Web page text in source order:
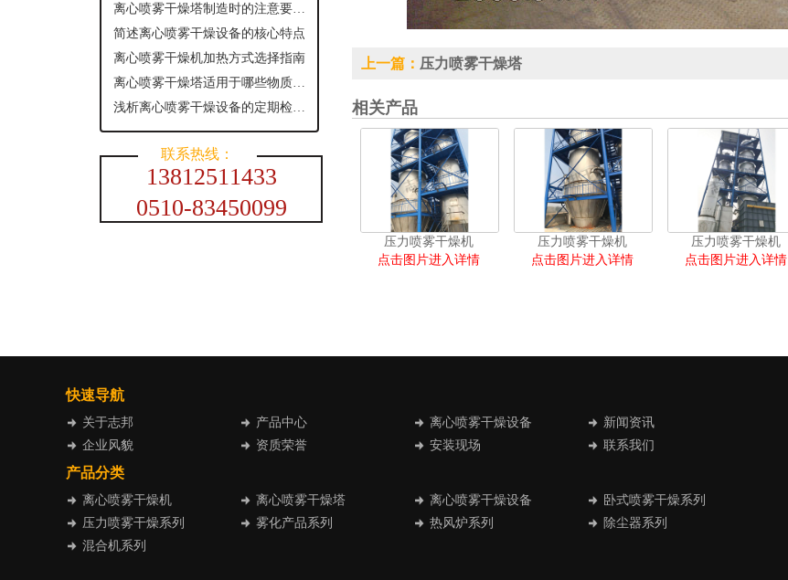
离心喷雾干燥塔制造时的注意要点有哪些？
简述离心喷雾干燥设备的核心特点
离心喷雾干燥机加热方式选择指南
离心喷雾干燥塔适用于哪些物质进行干燥呢？
浅析离心喷雾干燥设备的定期检查与维护
13812511433
0510-83450099
联系热线：
上一篇： 压力喷雾干燥塔
相关产品
压力喷雾干燥机
点击图片进入详情
压力喷雾干燥机
点击图片进入详情
压力喷雾干燥机
点击图片进入详情
快速导航
关于志邦 产品中心 离心喷雾干燥设备
新闻资讯
企业风貌
资质荣誉 安装现场 联系我们
产品分类
离心喷雾干燥机 离心喷雾干燥塔 离心喷雾干燥设备
卧式喷雾干燥系列
压力喷雾干燥系列
雾化产品系列 热风炉系列
除尘器系列
混合机系列